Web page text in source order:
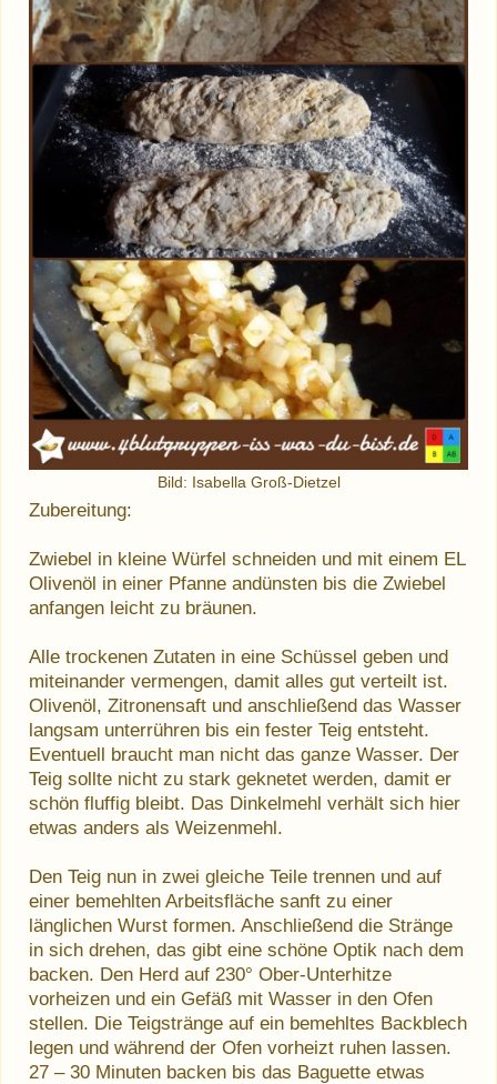
Bild: Isabella Groß-Dietzel
Zubereitung:
Zwiebel in kleine Würfel schneiden und mit einem EL
Olivenöl in einer Pfanne andünsten bis die Zwiebel
anfangen leicht zu bräunen.
Alle trockenen Zutaten in eine Schüssel geben und
miteinander vermengen, damit alles gut verteilt ist.
Olivenöl, Zitronensaft und anschließend das Wasser
langsam unterrühren bis ein fester Teig entsteht.
Eventuell braucht man nicht das ganze Wasser. Der
Teig sollte nicht zu stark geknetet werden, damit er
schön fluffig bleibt. Das Dinkelmehl verhält sich hier
etwas anders als Weizenmehl.
Den Teig nun in zwei gleiche Teile trennen und auf
einer bemehlten Arbeitsfläche sanft zu einer
länglichen Wurst formen. Anschließend die Stränge
in sich drehen, das gibt eine schöne Optik nach dem
backen. Den Herd auf 230° Ober-Unterhitze
vorheizen und ein Gefäß mit Wasser in den Ofen
stellen. Die Teigstränge auf ein bemehltes Backblech
legen und während der Ofen vorheizt ruhen lassen.
27 – 30 Minuten backen bis das Baguette etwas